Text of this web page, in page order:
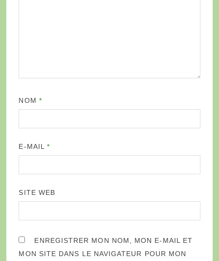
NOM *
E-MAIL *
SITE WEB
ENREGISTRER MON NOM, MON E-MAIL ET
MON SITE DANS LE NAVIGATEUR POUR MON